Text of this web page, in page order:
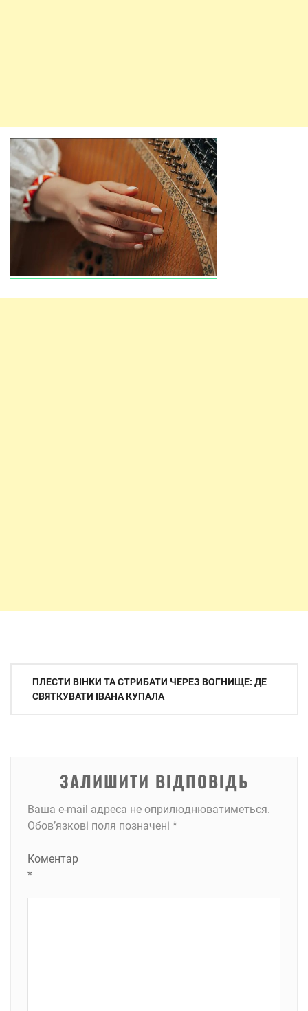
Навігація
записів
ПЛЕСТИ ВІНКИ ТА СТРИБАТИ ЧЕРЕЗ ВОГНИЩЕ: ДЕ
СВЯТКУВАТИ ІВАНА КУПАЛА
ЗАЛИШИТИ ВІДПОВІДЬ
Ваша e-mail адреса не оприлюднюватиметься.
Обов’язкові поля позначені *
Коментар
*